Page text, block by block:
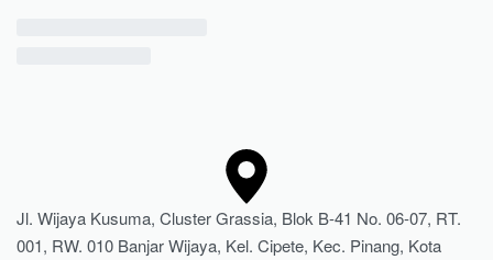
Jl. Wijaya Kusuma, Cluster Grassia, Blok B-41 No. 06-07, RT.
001, RW. 010 Banjar Wijaya, Kel. Cipete, Kec. Pinang, Kota